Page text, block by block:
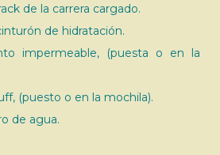
de la carrera cargado.
de hidratación.
impermeable, (puesta o en la
(puesto o en la mochila).
de agua.